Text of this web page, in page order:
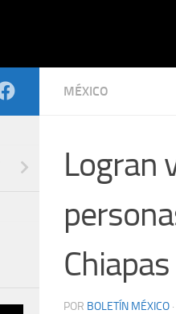
MÉXICO
Logran
Chiapas
POR BOLETÍN MÉXICO ·